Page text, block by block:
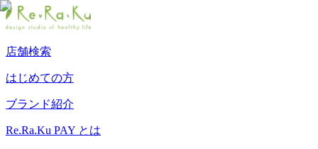
店舗検索
はじめての方
ブランド紹介
Re.Ra.Ku PAY とは